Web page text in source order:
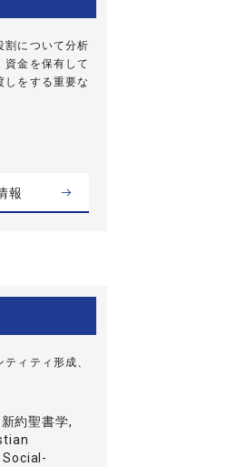
割について分析
資金を保有して
しをする重要な
報
ィティ形成、
約聖書学,